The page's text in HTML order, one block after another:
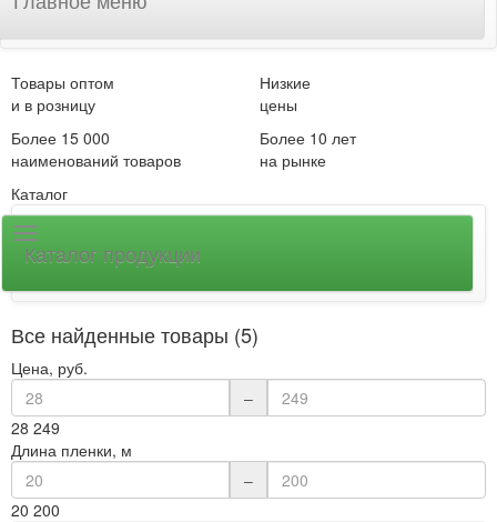
Товары оптом
и в розницу
Низкие
цены
Более 15 000
наименований товаров
Более 10 лет
на рынке
Каталог
Каталог продукции
Все найденные товары (5)
Цена, руб.
–
28 249
Длина пленки, м
–
20 200